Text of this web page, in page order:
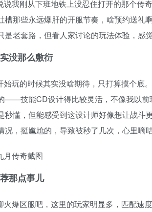
说我刚从下班地铁上没忍住打开的那个传
槽那些永远爆肝的开服节奏，啥预约送礼
是老套路，但看人家讨论的玩法体验，感
没那么敷衍
始玩的时候其实没啥期待，只打算摸个底
——技能CD设计得比较灵活，不像我以前
秒懂，但能感受到这设计师好像想让战斗
况，挺尴尬的，导致被秒了几次，心里嘀
那点事儿
火爆区服吧，这里的玩家明显多，匹配速